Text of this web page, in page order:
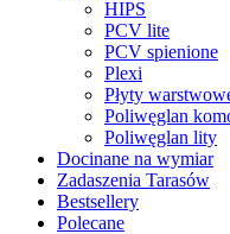
HIPS
PCV lite
PCV spienione
Plexi
Płyty
Poliwęglan
Poliwęglan lity
Docinane na wymiar
Zadaszenia Tarasów
Bestsellery
Polecane